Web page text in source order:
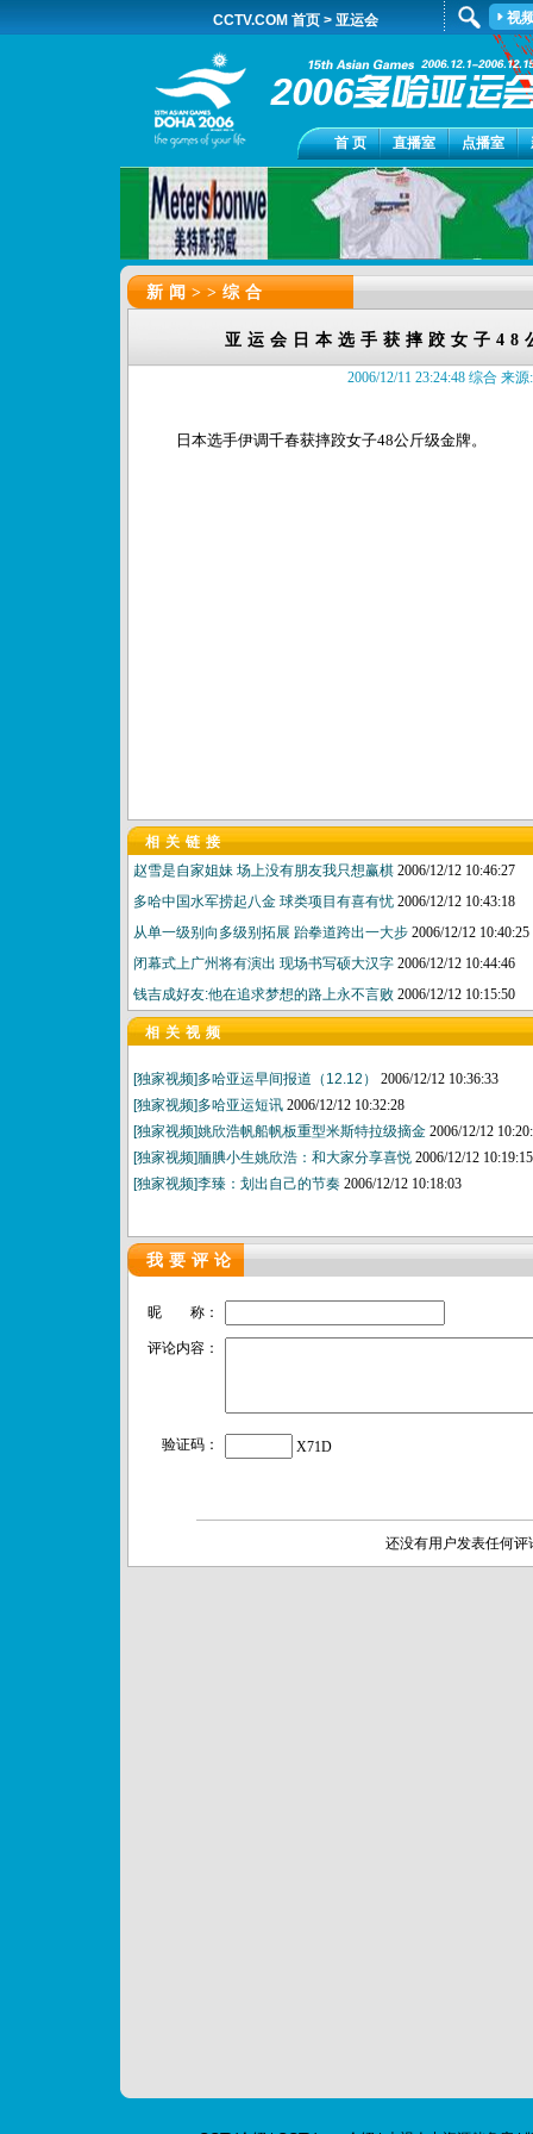
CCTV.COM 首页 > 亚运会 视
首 页 直播室 点播室
新闻>>综合
亚运会日本选手获摔跤女子48
2006/12/11 23:24:48 综合 来源
日本选手伊调千春获摔跤女子48公斤级金牌。
相关链接
赵雪是自家姐妹 场上没有朋友我只想赢棋 2006/12/12 10:46:27
多哈中国水军捞起八金 球类项目有喜有忧 2006/12/12 10:43:18
从单一级别向多级别拓展 跆拳道跨出一大步 2006/12/12 10:40:25
闭幕式上广州将有演出 现场书写硕大汉字 2006/12/12 10:44:46
钱吉成好友:他在追求梦想的路上永不言败 2006/12/12 10:15:50
相关视频
[独家视频]多哈亚运早间报道（12.12） 2006/12/12 10:36:33
[独家视频]多哈亚运短讯 2006/12/12 10:32:28
[独家视频]姚欣浩帆船帆板重型米斯特拉级摘金 2006/12/12
[独家视频]腼腆小生姚欣浩：和大家分享喜悦 2006/12/12 10:19:15
[独家视频]李臻：划出自己的节奏 2006/12/12 10:18:03
我要评论
昵 称：
评论内容：
验证码： X71D
还没有用户发表任何评